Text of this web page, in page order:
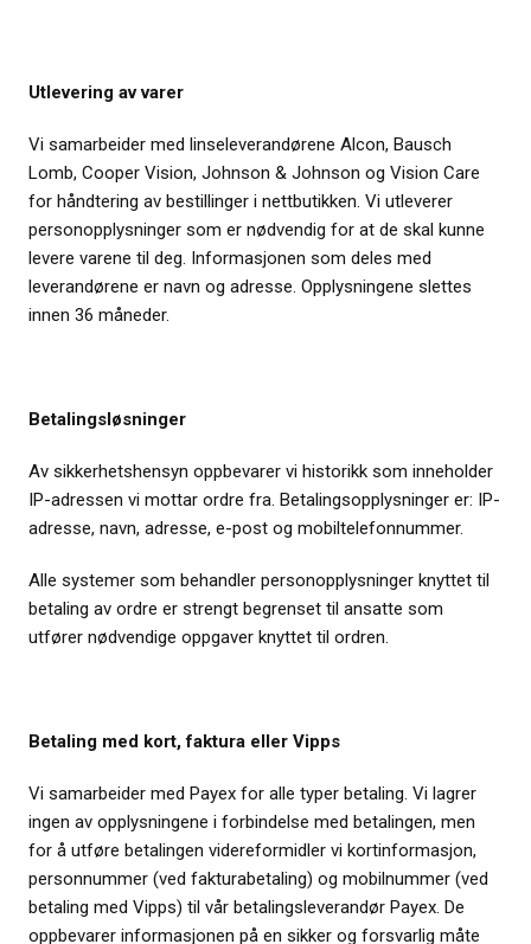
Utlevering av varer
Vi samarbeider med linseleverandørene Alcon, Bausch
Lomb, Cooper Vision, Johnson & Johnson og Vision Care
for håndtering av bestillinger i nettbutikken. Vi utleverer
personopplysninger som er nødvendig for at de skal kunne
levere varene til deg. Informasjonen som deles med
leverandørene er navn og adresse. Opplysningene slettes
innen 36 måneder.
Betalingsløsninger
Av sikkerhetshensyn oppbevarer vi historikk som inneholder
IP-adressen vi mottar ordre fra. Betalingsopplysninger er: IP-
adresse, navn, adresse, e-post og mobiltelefonnummer.
Alle systemer som behandler personopplysninger knyttet til
betaling av ordre er strengt begrenset til ansatte som
utfører nødvendige oppgaver knyttet til ordren.
Betaling med kort, faktura eller Vipps
Vi samarbeider med Payex for alle typer betaling. Vi lagrer
ingen av opplysningene i forbindelse med betalingen, men
for å utføre betalingen videreformidler vi kortinformasjon,
personnummer (ved fakturabetaling) og mobilnummer (ved
betaling med Vipps) til vår betalingsleverandør Payex. De
oppbevarer informasjonen på en sikker og forsvarlig måte